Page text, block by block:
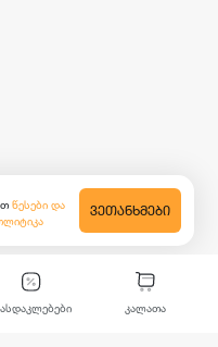
კალათა
წესები და
ᲕᲔᲗᲐᲜᲮᲛᲔᲑᲘ